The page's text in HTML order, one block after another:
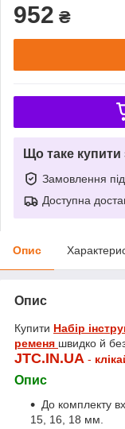
952 ₴
Що таке
Замовлення
Доступна
Опис
Опис
Купити Набір
ременя швидко й
JTC.IN.UA -
Опис
До комплекту
15, 16, 18 мм.